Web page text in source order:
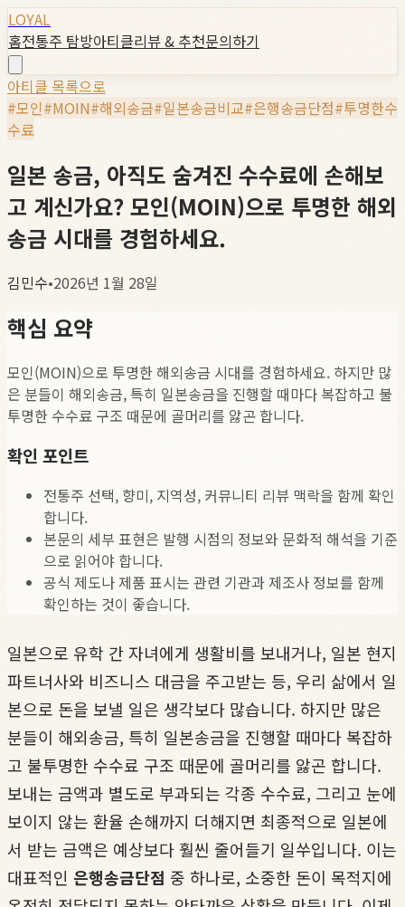
LOYAL
홈전통주 탐방아티클리뷰 & 추천문의하기
아티클 목록으로
#모인#MOIN#해외송금#일본송금비교#은행송금단점#투명한수
수료
일본 송금, 아직도 숨겨진 수수료에 손해보
고 계신가요? 모인(MOIN)으로 투명한 해외
송금 시대를 경험하세요.
김민수•2026년 1월 28일
핵심 요약
모인(MOIN)으로 투명한 해외송금 시대를 경험하세요. 하지만 많
은 분들이 해외송금, 특히 일본송금을 진행할 때마다 복잡하고 불
투명한 수수료 구조 때문에 골머리를 앓곤 합니다.
확인 포인트
전통주 선택, 향미, 지역성, 커뮤니티 리뷰 맥락을 함께 확인
합니다.
본문의 세부 표현은 발행 시점의 정보와 문화적 해석을 기준
으로 읽어야 합니다.
공식 제도나 제품 표시는 관련 기관과 제조사 정보를 함께
확인하는 것이 좋습니다.
일본으로 유학 간 자녀에게 생활비를 보내거나, 일본 현지
파트너사와 비즈니스 대금을 주고받는 등, 우리 삶에서 일
본으로 돈을 보낼 일은 생각보다 많습니다. 하지만 많은
분들이 해외송금, 특히 일본송금을 진행할 때마다 복잡하
고 불투명한 수수료 구조 때문에 골머리를 앓곤 합니다.
보내는 금액과 별도로 부과되는 각종 수수료, 그리고 눈에
보이지 않는 환율 손해까지 더해지면 최종적으로 일본에
서 받는 금액은 예상보다 훨씬 줄어들기 일쑤입니다. 이는
대표적인 은행송금단점 중 하나로, 소중한 돈이 목적지에